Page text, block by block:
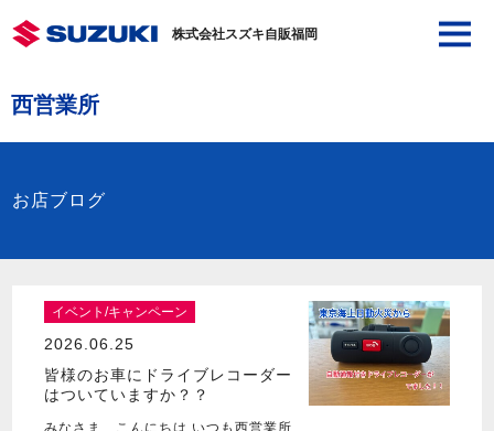
株式会社スズキ自販福岡
西営業所
お店ブログ
イベント/キャンペーン
2026.06.25
皆様のお車にドライブレコーダー
はついていますか？？
みなさま こんにちは いつも西営業所